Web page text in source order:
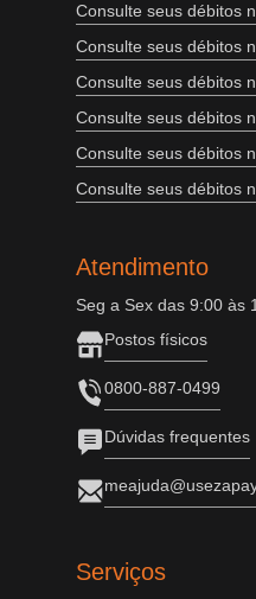
Consulte seus débitos
Consulte seus débitos
Consulte seus débitos
Consulte seus débitos
Consulte seus débitos
Consulte seus débitos
Atendimento
Seg a Sex das 9:00 às
Postos físicos
0800-887-0499
Dúvidas frequentes
Serviços